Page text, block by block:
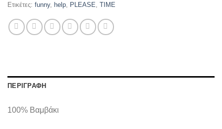
Ετικέτες: funny, help PLEASE TIME
ΠΕΡΙΓΡΑΦΉ
100% Βαμβάκι